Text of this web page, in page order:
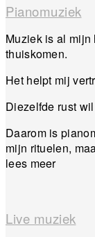
Pianomuziek
Muziek is al
thuiskomen.
Het helpt mij
Diezelfde rust
Daarom is
mijn rituelen,
lees meer
Live muziek